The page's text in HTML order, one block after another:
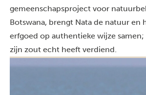
gemeenschapsproject voor
Botswana, brengt Nata de natuur en
erfgoed op authentieke wijze
zijn zout echt heeft verdiend.